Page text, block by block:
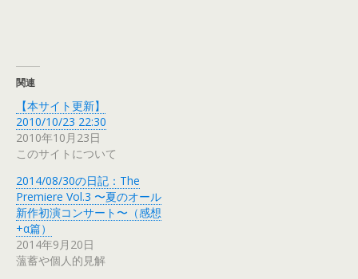
関連
【本サイト更新】
2010/10/23 22:30
2010年10月23日
このサイトについて
2014/08/30の日記：The
Premiere Vol.3 〜夏のオール
新作初演コンサート〜（感想
+α篇）
2014年9月20日
薀蓄や個人的見解